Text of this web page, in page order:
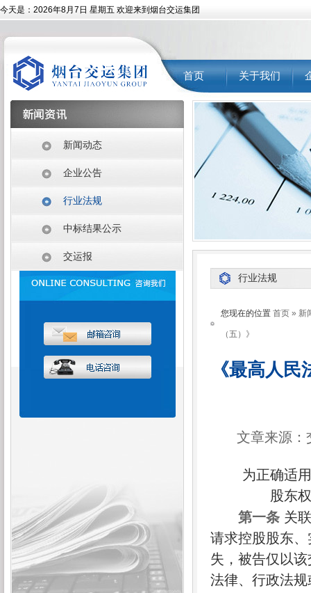
今天是： 2026年8月7日 星期五 欢迎来到烟台交运集团
首页 关于我们
新闻动态
企业公告
行业法规
中标结果公示
交运报
行业法规
您现在的位置 首页 » 新
（五）》
《最高人
文章来源
为正确适用
股东
第一条 关
请求控股股东
失，被告仅以
法律、行政法